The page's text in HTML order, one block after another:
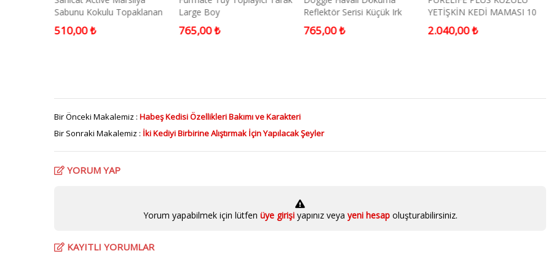
Sabunu Kokulu Topaklanan
Kedi Kumu 10 Lt.
510,00 ₺
Large Boy
765,00 ₺
Reflektör Serisi Küçük Irk
Köpek Göğüs Tasması
Kamuflaj L 42-48cm
765,00 ₺
YETİŞKİN KEDİ MAMASI 10
KG
2.040,00 ₺
Bir Önceki Makalemiz : Habeş Kedisi Özellikleri Bakımı ve Karakteri
Bir Sonraki Makalemiz : İki Kediyi Birbirine Alıştırmak İçin Yapılacak Şeyler
YORUM YAP
Yorum yapabilmek için lütfen üye girişi yapınız veya yeni hesapoluşturabilirsiniz.
KAYITLI YORUMLAR